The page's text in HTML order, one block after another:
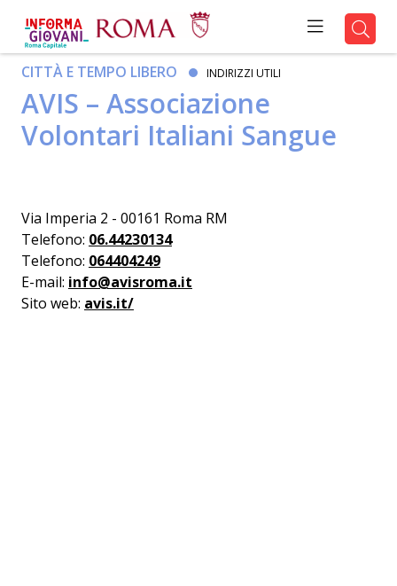
CITTÀ E TEMPO LIBERO INDIRIZZI UTILI
AVIS – Associazione
Volontari Italiani Sangue
Via Imperia 2 - 00161 Roma RM
Telefono: 06.44230134
Telefono: 064404249
E-mail: info@avisroma.it
Sito web: avis.it/